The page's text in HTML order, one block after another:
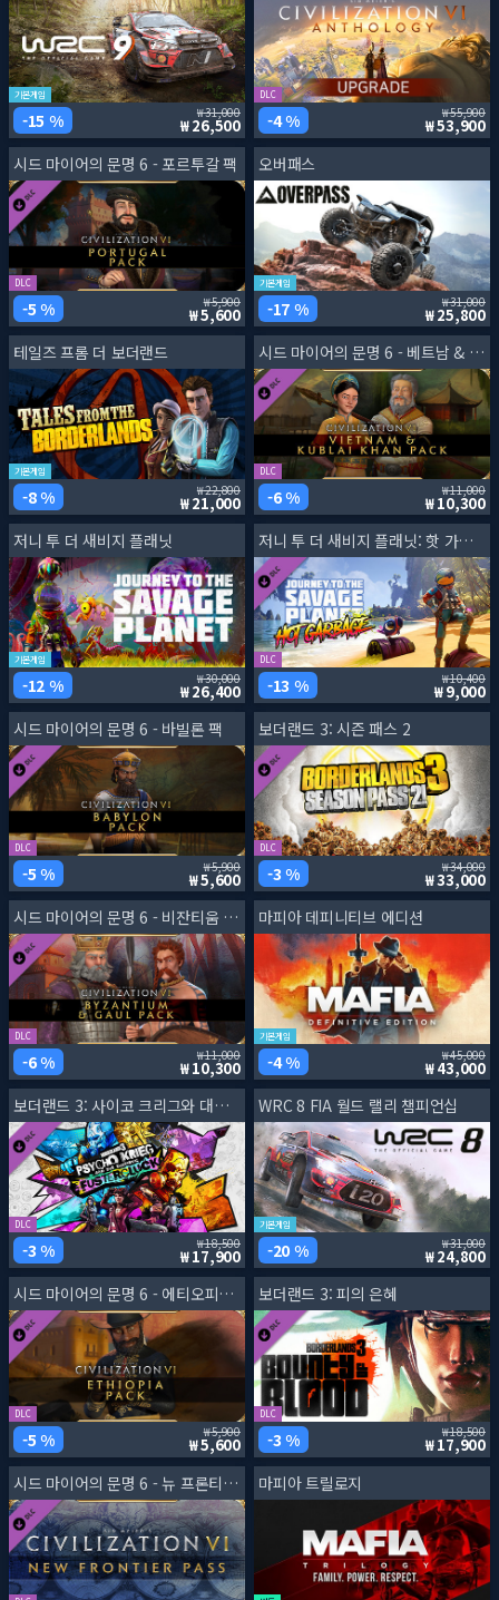
기본게임
15 % 31,000
26,500
DLC
4 % 55,900
53,900
시드 마이어의 문명 6 - 포르투갈 팩
DLC
5 % 5,900
5,600
오버패스
기본게임
17 % 31,000
25,800
테일즈 프롬 더 보더랜드
기본게임
8 % 22,800
21,000
시드 마이어의 문명 6 - 베트남 & 쿠빌라이칸 팩
DLC
6 % 11,000
10,300
저니 투 더 새비지 플래닛
기본게임
12 % 30,000
26,400
저니 투 더 새비지 플래닛: 핫 가비지
DLC
13 % 10,400
9,000
시드 마이어의 문명 6 - 바빌론 팩
DLC
5 % 5,900
5,600
보더랜드 3: 시즌 패스 2
DLC
3 % 34,000
33,000
시드 마이어의 문명 6 - 비잔티움 & 골 팩
DLC
6 % 11,000
10,300
마피아 데피니티브 에디션
기본게임
4 % 45,000
43,000
보더랜드 3: 사이코 크리그와 대환장 파티
DLC
3 % 18,500
17,900
WRC 8 FIA 월드 랠리 챔피언십
기본게임
20 % 31,000
24,800
시드 마이어의 문명 6 - 에티오피아 팩
DLC
5 % 5,900
5,600
보더랜드 3: 피의 은혜
DLC
3 % 18,500
17,900
시드 마이어의 문명 6 - 뉴 프론티어 패스 마피아 트릴로지